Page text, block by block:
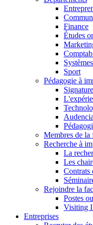
Finance
Études
Sport
Pédagogie à
Membres de la
Recherche à
La
Les
Contrats
Rejoindre la
Postes
Visiting
Entreprises